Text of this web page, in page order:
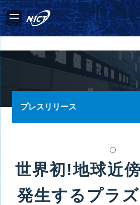
プレスリリース
世界初!地球近
発生するプラ